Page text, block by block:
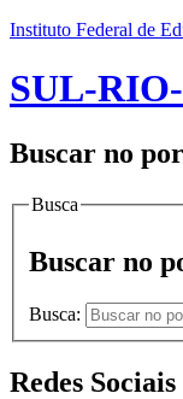
Instituto Federal de
SUL-
Buscar no
Busca
Buscar no
Busca:
Redes Sociais